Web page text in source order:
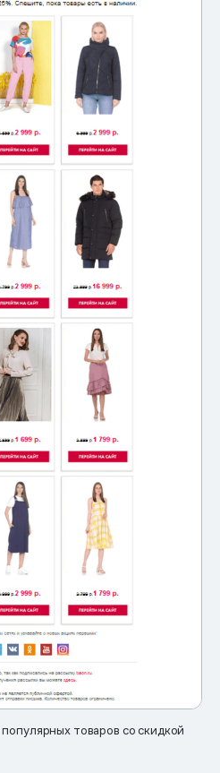
товаров со скидкой